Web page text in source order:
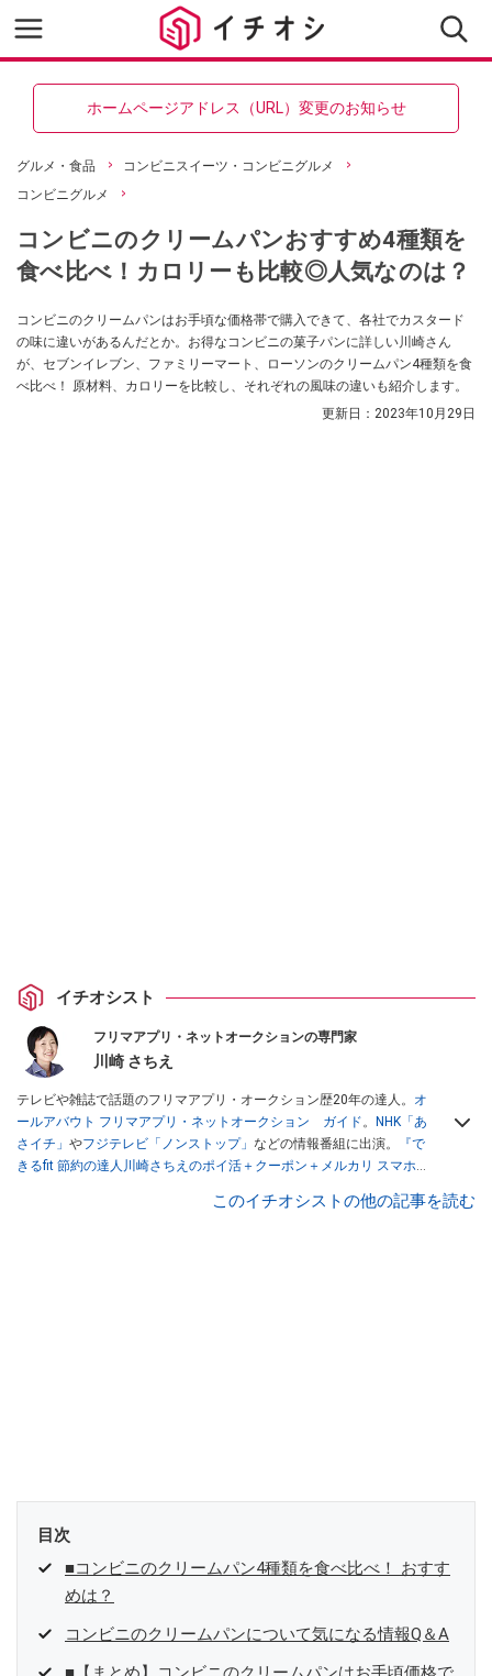
ホームページアドレス（URL）変更のお知らせ
グルメ・食品
コンビニスイーツ・コンビニグルメ
コンビニグルメ
コンビニのクリームパンおすすめ4種類を
食べ比べ！カロリーも比較◎人気なのは？
コンビニのクリームパンはお手頃な価格帯で購入できて、各社でカスタード
の味に違いがあるんだとか。お得なコンビニの菓子パンに詳しい川崎さん
が、セブンイレブン、ファミリーマート、ローソンのクリームパン4種類を食
べ比べ！ 原材料、カロリーを比較し、それぞれの風味の違いも紹介します。
更新日： 2023年10月29日
イチオシスト
フリマアプリ・ネットオークションの専門家
川崎 さちえ
テレビや雑誌で話題のフリマアプリ・オークション歴20年の達人。 オ
ールアバウト フリマアプリ・ネットオークション ガイド。
NHK「あ
さイチ」 やフジテレビ「ノンストップ」 などの情報番組に出演。
『で
きるfit 節約の達人川崎さちえのポイ活＋クーポン＋メルカリ スマホで
スマホ1つでスキマ時間に効率的に稼ぐ！』（翔泳社刊） ほか著書多
このイチオシストの他の記事を読む
目次
■コンビニのクリームパン4種類を食べ比べ！ おすす
めは？
コンビニのクリームパンについて気になる情報Q＆A